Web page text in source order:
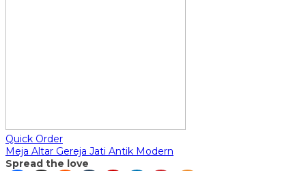
Quick Order
Meja Altar Gereja Jati Antik Modern
Spread the love